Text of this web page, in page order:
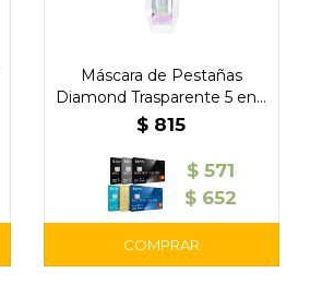
Máscara de Pestañas
Diamond Trasparente 5 en 1
- Physicians
$ 815
$ 571
$ 652